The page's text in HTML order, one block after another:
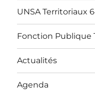
UNSA Territoriaux
Fonction Publique
Actualités
Agenda